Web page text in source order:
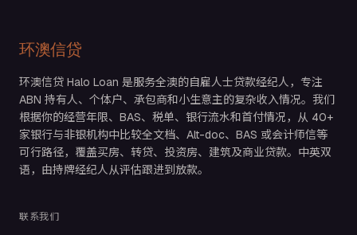
环澳信贷
环澳信贷 Halo Loan 是服务全澳的自雇人士贷款经纪人，专注
ABN 持有人、个体户、承包商和小生意主的复杂收入情况。我们
根据你的经营年限、BAS、税单、银行流水和首付情况，从 40+
家银行与非银机构中比较全文档、Alt-doc、BAS 或会计师信等
可行路径，覆盖买房、转贷、投资房、建筑及商业贷款。中英双
语，由持牌经纪人从评估跟进到放款。
联系我们